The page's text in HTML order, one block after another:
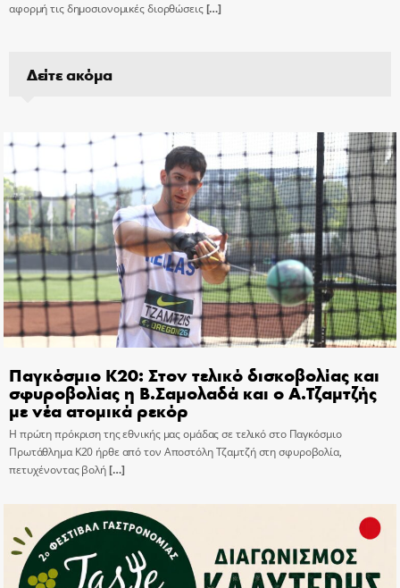
αφορμή τις δημοσιονομικές διορθώσεις[…]
Δείτε ακόμα
Παγκόσμιο Κ20: Στον τελικό δισκοβολίας και
σφυροβολίας η Β.Σαμολαδά και ο Α.Τζαμτζής
με νέα ατομικά ρεκόρ
Η πρώτη πρόκριση της εθνικής μας ομάδας σε τελικό στο Παγκόσμιο
Πρωτάθλημα Κ20 ήρθε από τον Αποστόλη Τζαμτζή στη σφυροβολία,
πετυχένοντας βολή[…]